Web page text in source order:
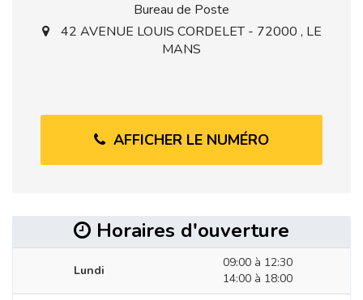
Bureau de Poste
42 AVENUE LOUIS CORDELET - 72000 , LE
MANS
AFFICHER LE NUMÉRO
Horaires d'ouverture
Lundi
09:00 à 12:30
14:00 à 18:00